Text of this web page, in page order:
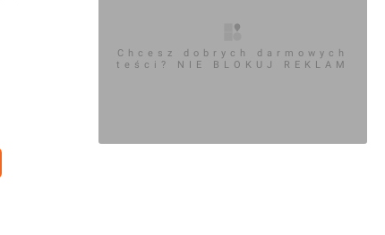
Chcesz dobrych darmowych
teści? NIE BLOKUJ REKLAM